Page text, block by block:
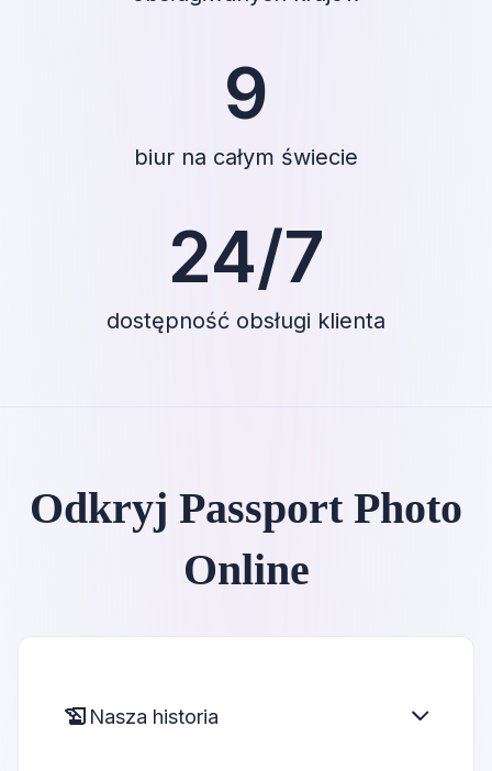
9
biur na całym świecie
24/7
dostępność obsługi klienta
Odkryj Passport Photo
Online
Nasza historia